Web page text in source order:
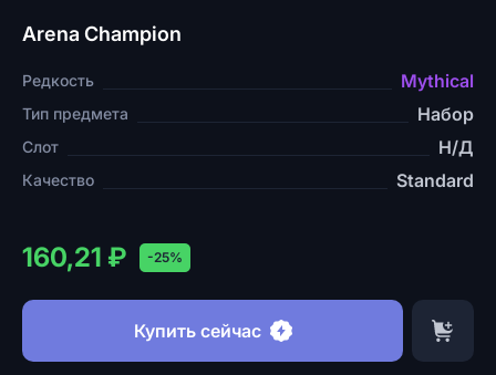
Arena Champion
Редкость Mythical
Тип предмета Набор
Слот Н/Д
Качество Standard
160,21 ₽ -25%
Купить сейчас